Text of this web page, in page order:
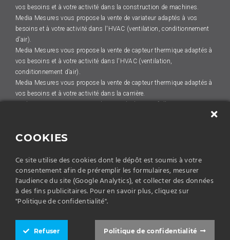
vos besoins et à votre activité dans la construction de machines.
Media Mesures vous propose la vente de variateur adaptés à vos
besoins et à votre activité dans l'HVAC (ventilation, conditionnement
d’air).
Media Mesures vous propose la vente de capteur thermique adaptés à
vos besoins et à votre activité dans l'HVAC (ventilation,
conditionnement d’air).
Media Mesures vous propose la vente de capteur thermique adaptés à
vos besoins et à votre activité dans la carrière.
à vos besoins et à votre activité dans la construction de machines.
besoins et à votre activité dans la carrière.
Media Mesures vous propose la vente de dispositif d'automatisme
adaptés à vos besoins et à votre activité dans le levage.
Media Mesures vous propose la vente de dispositif d'automatisme
adaptés à vos besoins et à votre activité dans la sidérurgie.
COOKIES
Ce site utilise des cookies dont le dépôt est soumis à votre
consentement afin de préremplir les formulaires, mesurer
l'audience du site (Google Analytics), et collecter des données
à des fins publicitaires. Pour en savoir plus, cliquez sur
"Politique de confidentialité".
Politique de confidentialité
Refuser